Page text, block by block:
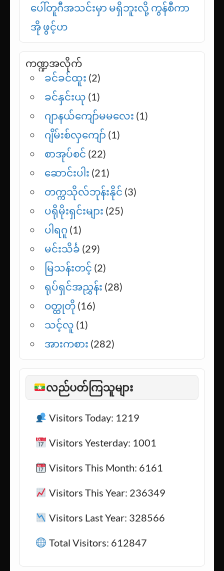
ခရစ်စတီယာနို ရော်နယ်ဒို ဆီကိုပဲ
ဘောလုံးပေးနေရမယ်ဆိုတဲ့ ဖိအားမျိုး
ပေါ်တူဂီအသင်းမှာ မရှိဘူးလို့ ကွန်စီကာ
အို ဖွင့်ဟ
ကဏ္ဍအလိုက်
ခင်ခင်ထူး(2)
ခင်နှင်းယု(1)
ဂျာနယ်ကျော်မမလေး
ဂျိမ်းစ်လှကျော်(1)
စာအုပ်စင်(22)
ဆောင်းပါး(21)
တက္ကသိုလ်ဘုန်းနိုင်
ပရိုမိုးရှင်းများ
ပါရဂူ(1)
မင်းသိင်္ခ(29)
မြသန်းတင့်(2)
ရုပ်ရှင်အညွှန်း
ဝတ္ထုတို(16)
သင့်လူ(1)
အားကစား(282)